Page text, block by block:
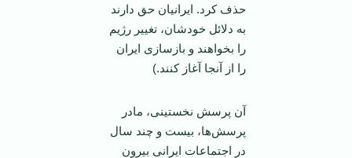
حذف کرد. ايرانيان حق دارند
به دلائل خودشان، تغيير رژيم
را بخواهند و بازسازی ايران
را از آنجا آغاز کنند.)
آن پرسش نخستينی، مادر
پرسش‌ها، بيست و چند سال
در اجتماعات ايرانی بيرون